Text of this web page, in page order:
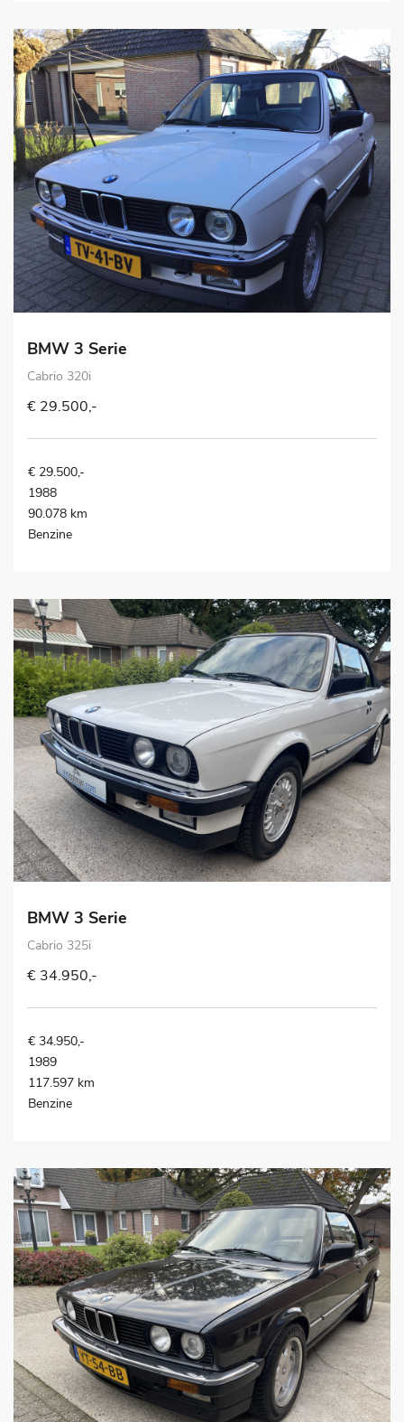
BMW 3 Serie
Cabrio 320i
€ 29.500,-
€ 29.500,-
1988
90.078 km
Benzine
BMW 3 Serie
Cabrio 325i
€ 34.950,-
€ 34.950,-
1989
117.597 km
Benzine